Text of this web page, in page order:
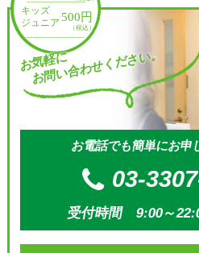
お気軽に
お問い合わせください。
お電話でも簡単にお申
03-
受付時間 9:00～